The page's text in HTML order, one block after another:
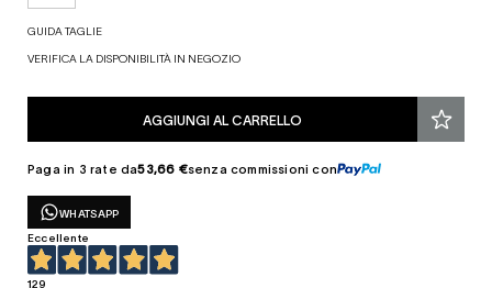
GUIDA TAGLIE
VERIFICA LA DISPONIBILITÀ IN NEGOZIO
AGGIUNGI AL CARRELLO
Paga in 3 rate da53,66 €senza commissioni con
WHATSAPP
Eccellente
129